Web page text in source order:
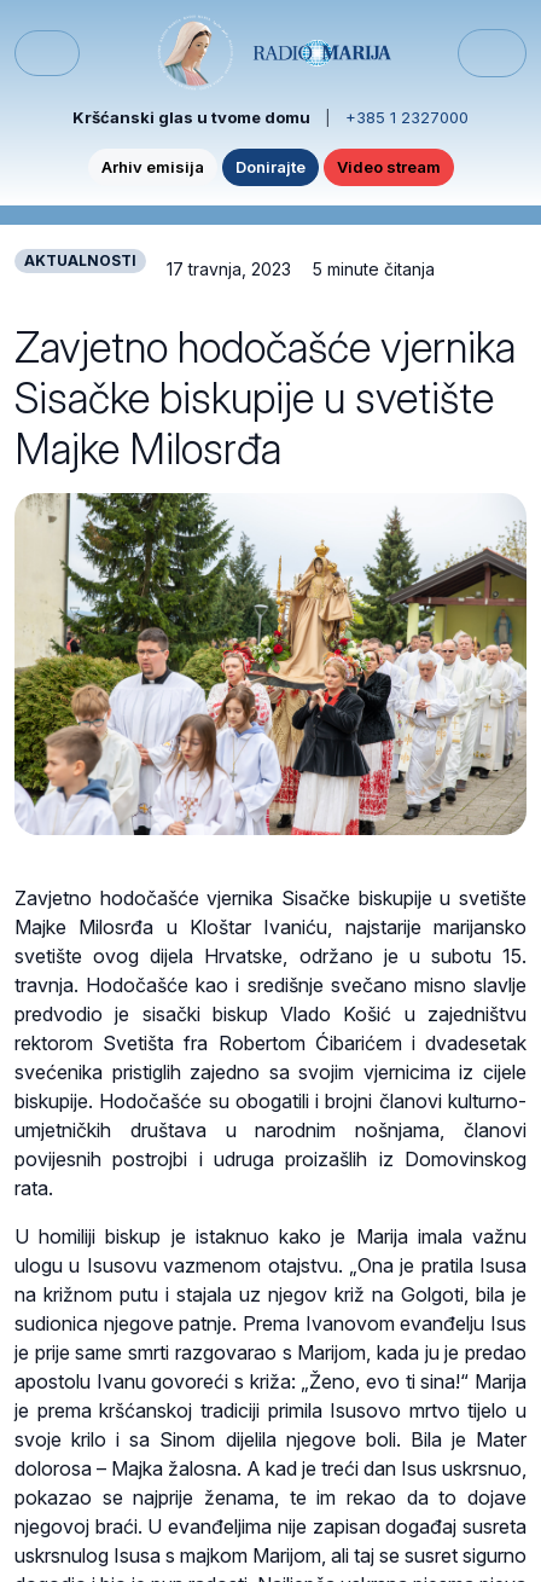
Menu
Kršćanski glas u tvome domu +385 1 2327000
Arhiv emisija Donirajte Video stream
AKTUALNOSTI 17 travnja, 2023 5 minute čitanja
Zavjetno hodočašće vjernika
Sisačke biskupije u svetište
Majke Milosrđa
Zavjetno hodočašće vjernika Sisačke biskupije u svetište
Majke Milosrđa u Kloštar Ivaniću, najstarije marijansko
svetište ovog dijela Hrvatske, održano je u subotu 15.
travnja. Hodočašće kao i središnje svečano misno slavlje
predvodio je sisački biskup Vlado Košić u zajedništvu
rektorom Svetišta fra Robertom Ćibarićem i dvadesetak
svećenika pristiglih zajedno sa svojim vjernicima iz cijele
biskupije. Hodočašće su obogatili i brojni članovi kulturno-
umjetničkih društava u narodnim nošnjama, članovi
povijesnih postrojbi i udruga proizašlih iz Domovinskog
rata.
U homiliji biskup je istaknuo kako je Marija imala važnu
ulogu u Isusovu vazmenom otajstvu. „Ona je pratila Isusa
na križnom putu i stajala uz njegov križ na Golgoti, bila je
sudionica njegove patnje. Prema Ivanovom evanđelju Isus
je prije same smrti razgovarao s Marijom, kada ju je predao
apostolu Ivanu govoreći s križa: „Ženo, evo ti sina!“ Marija
je prema kršćanskoj tradiciji primila Isusovo mrtvo tijelo u
svoje krilo i sa Sinom dijelila njegove boli. Bila je Mater
dolorosa – Majka žalosna. A kad je treći dan Isus uskrsnuo,
pokazao se najprije ženama, te im rekao da to dojave
njegovoj braći. U evanđeljima nije zapisan događaj susreta
uskrsnulog Isusa s majkom Marijom, ali taj se susret sigurno